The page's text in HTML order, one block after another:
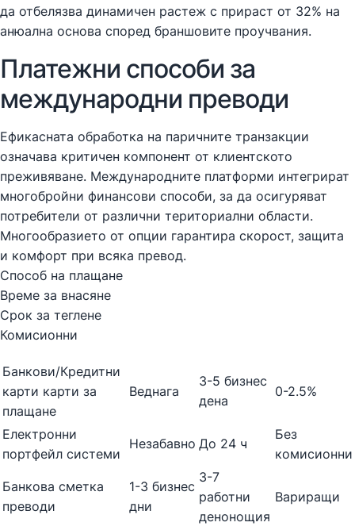
да отбелязва динамичен растеж с прираст от 32% на
анюална основа според браншовите проучвания.
Платежни способи за
международни преводи
Ефикасната обработка на паричните транзакции
означава критичен компонент от клиентското
преживяване. Международните платформи интегрират
многобройни финансови способи, за да осигуряват
потребители от различни териториални области.
Многообразието от опции гарантира скорост, защита
и комфорт при всяка превод.
Способ на плащане
Време за внасяне
Срок за теглене
Комисионни
Банкови/Кредитни
карти карти за
плащане
Веднага
3-5 бизнес
дена
0-2.5%
Електронни
портфейл системи
Незабавно До 24 ч
Без
комисионни
Банкова сметка
преводи
1-3 бизнес
дни
3-7
работни
денонощия
Вариращи